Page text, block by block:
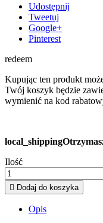
Udostępnij
Tweetuj
Google+
Pinterest
redeem
Kupując ten produkt
Twój koszyk będzie
wymienić na kod
local_shipping
Ilość
 Dodaj do koszyka
Opis